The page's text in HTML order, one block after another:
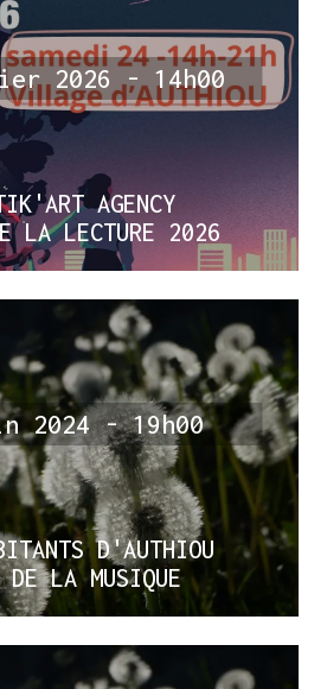
2026 - 14h00
AGENCY
LA LECTURE 2026
2024 - 19h00
D'AUTHIOU
DE LA MUSIQUE